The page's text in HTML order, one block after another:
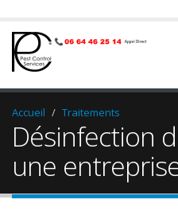
Accueil Traitements
Désinfection
une